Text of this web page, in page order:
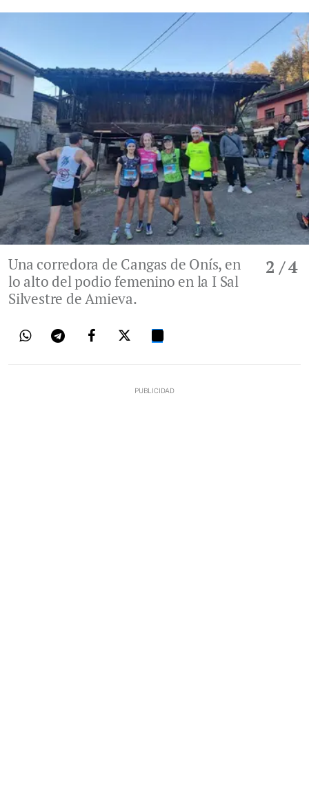
2 / 4
Una corredora de Cangas de Onís, en
lo alto del podio femenino en la I Sal
Silvestre de Amieva.